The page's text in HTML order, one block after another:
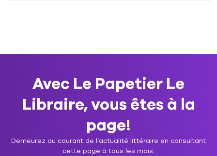
Avec Le Papetier Le
Libraire, vous êtes à la
page!
Demeurez au courant de l’actualité littéraire en consultant
cette page à tous les mois.